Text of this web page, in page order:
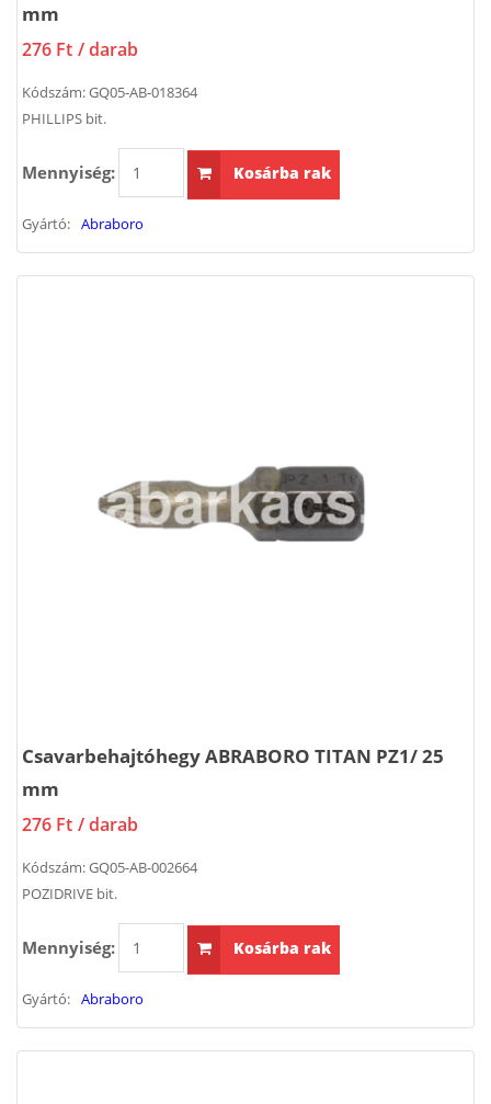
mm
276 Ft / darab
Kódszám:GQ05-AB-018364
PHILLIPS bit.
Mennyiség: Kosárba rak
Gyártó: Abraboro
Csavarbehajtóhegy ABRABORO TITAN PZ1/ 25
mm
276 Ft / darab
Kódszám:GQ05-AB-002664
POZIDRIVE bit.
Mennyiség: Kosárba rak
Gyártó: Abraboro